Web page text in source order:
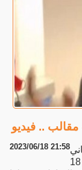
.. فيديو
2023/06/18 21:58
الشهير باكاري برونز أوجارو، البالغ من العمر 18